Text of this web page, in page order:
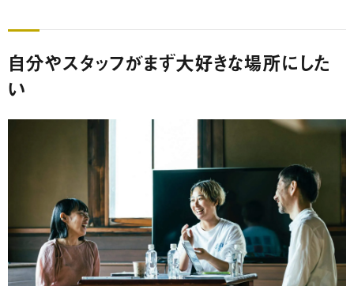
自分やスタッフがまず大好きな場所にした
い